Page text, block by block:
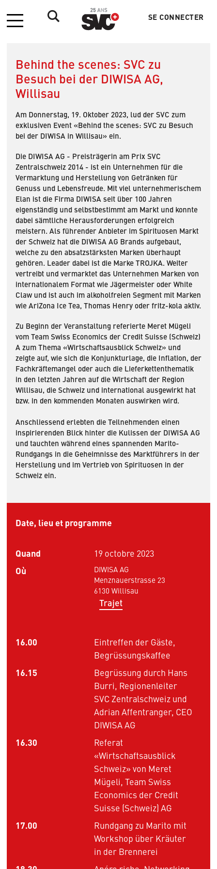
Menu
de
l'utilisateur
SE CONNECTER
Behind the scenes: SVC zu
Besuch bei der DIWISA AG,
Willisau
Am Donnerstag, 19. Oktober 2023, lud der SVC zum
exklusiven Event «Behind the scenes: SVC zu Besuch
bei der DIWISA in Willisau» ein.
Die DIWISA AG - Preisträgerin am Prix SVC
Zentralschweiz 2014 - ist ein Unternehmen für die
Vermarktung und Herstellung von Getränken für
Genuss und Lebensfreude. Mit viel unternehmerischem
Elan ist die Firma DIWISA seit über 100 Jahren
eigenständig und selbstbestimmt am Markt und konnte
dabei sämtliche Herausforderungen erfolgreich
meistern. Als führender Anbieter im Spirituosen Markt
der Schweiz hat die DIWISA AG Brands aufgebaut,
welche zu den absatzstärksten Marken überhaupt
gehören. Leader dabei ist die Marke TROJKA. Weiter
vertreibt und vermarktet das Unternehmen Marken von
internationalem Format wie Jägermeister oder White
Claw und ist auch im alkoholfreien Segment mit Marken
wie AriZona Ice Tea, Thomas Henry oder fritz-kola aktiv.
Zu Beginn der Veranstaltung referierte Meret Mügeli
vom Team Swiss Economics der Credit Suisse (Schweiz)
A zum Thema «Wirtschaftsausblick Schweiz» und
zeigte auf, wie sich die Konjunkturlage, die Inflation, der
Fachkräftemangel oder auch die Lieferkettenthematik
in den letzten Jahren auf die Wirtschaft der Region
Willisau, die Schweiz und international ausgewirkt hat
bzw. in den kommenden Monaten auswirken wird.
Anschliessend erlebten die Teilnehmenden einen
inspirierenden Blick hinter die Kulissen der DIWISA AG
und tauchten während eines spannenden Marito-
Rundgangs in die Geheimnisse des Marktführers in der
Herstellung und im Vertrieb von Spirituosen in der
Schweiz ein.
Date, lieu et programme
Quand 19 octobre 2023
Où
DIWISA AG
Menznauerstrasse 23
6130 Willisau
Trajet
16.00
Eintreffen der Gäste,
Begrüssungskaffee
16.15
Begrüssung durch Hans
Burri, Regionenleiter
SVC Zentralschweiz und
Adrian Affentranger, CEO
DIWISA AG
16.30
Referat
«Wirtschaftsausblick
Schweiz» von Meret
Mügeli, Team Swiss
Economics der Credit
Suisse (Schweiz) AG
17.00
Rundgang zu Marito mit
Workshop über Kräuter
in der Brennerei